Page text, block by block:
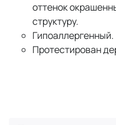
оттенок
структуру.
Гипоаллергенный.
Протестирован